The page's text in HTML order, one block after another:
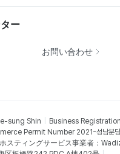
ー
お問い合わせ
sung Shin
Business
Permit Number 2021-성남분
ホスティングサービス事業者：